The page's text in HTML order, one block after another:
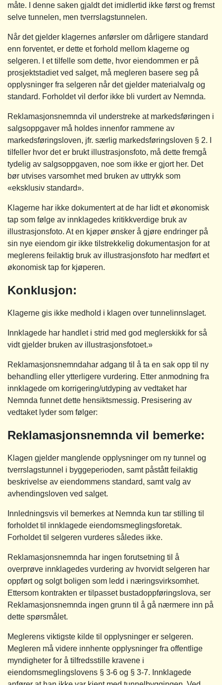
måte. I denne saken gjaldt det imidlertid ikke først og fremst
selve tunnelen, men tverrslagstunnelen.
Når det gjelder klagernes anførsler om dårligere standard
enn forventet, er dette et forhold mellom klagerne og
selgeren. I et tilfelle som dette, hvor eiendommen er på
prosjektstadiet ved salget, må megleren basere seg på
opplysninger fra selgeren når det gjelder materialvalg og
standard. Forholdet vil derfor ikke bli vurdert av Nemnda.
Reklamasjonsnemnda vil understreke at markedsføringen i
salgsoppgaver må holdes innenfor rammene av
markedsføringsloven, jfr. særlig markedsføringsloven § 2. I
tilfeller hvor det er brukt illustrasjonsfoto, må dette fremgå
tydelig av salgsoppgaven, noe som ikke er gjort her. Det
bør utvises varsomhet med bruken av uttrykk som
«eksklusiv standard».
Klagerne har ikke dokumentert at de har lidt et økonomisk
tap som følge av innklagedes kritikkverdige bruk av
illustrasjonsfoto. At en kjøper ønsker å gjøre endringer på
sin nye eiendom gir ikke tilstrekkelig dokumentasjon for at
meglerens feilaktig bruk av illustrasjonsfoto har medført et
økonomisk tap for kjøperen.
Konklusjon:
Klagerne gis ikke medhold i klagen over tunnelinnslaget.
Innklagede har handlet i strid med god meglerskikk for så
vidt gjelder bruken av illustrasjonsfotoet.»
Reklamasjonsnemndahar adgang til å ta en sak opp til ny
behandling eller ytterligere vurdering. Etter anmodning fra
innklagede om korrigering/utdyping av vedtaket har
Nemnda funnet dette hensiktsmessig. Presisering av
vedtaket lyder som følger:
Reklamasjonsnemnda vil bemerke:
Klagen gjelder manglende opplysninger om ny tunnel og
tverrslagstunnel i byggeperioden, samt påstått feilaktig
beskrivelse av eiendommens standard, samt valg av
avhendingsloven ved salget.
Innledningsvis vil bemerkes at Nemnda kun tar stilling til
forholdet til innklagede eiendomsmeglingsforetak.
Forholdet til selgeren vurderes således ikke.
Reklamasjonsnemnda har ingen forutsetning til å
overprøve innklagedes vurdering av hvorvidt selgeren har
oppført og solgt boligen som ledd i næringsvirksomhet.
Ettersom kontrakten er tilpasset bustadoppføringslova, ser
Reklamasjonsnemnda ingen grunn til å gå nærmere inn på
dette spørsmålet.
Meglerens viktigste kilde til opplysninger er selgeren.
Megleren må videre innhente opplysninger fra offentlige
myndigheter for å tilfredsstille kravene i
eiendomsmeglingslovens § 3-6 og § 3-7. Innklagede